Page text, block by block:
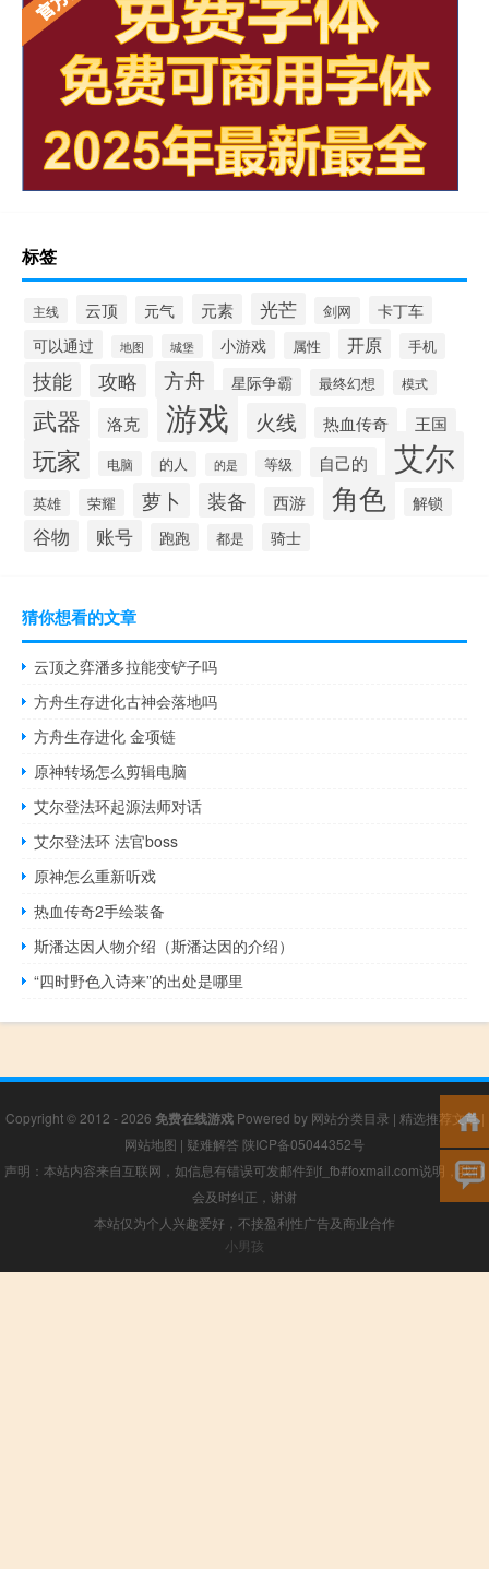
标签
主线 云顶 元气 元素 光芒 剑网 卡丁车
可以通过 地图 城堡 小游戏 属性 开原 手机
技能 攻略 方舟 星际争霸 最终幻想 模式
武器 洛克 游戏 火线 热血传奇 王国
玩家 电脑 的人 的是 等级 自己的 艾尔
英雄 荣耀 萝卜 装备 西游 角色 解锁
谷物 账号 跑跑 都是 骑士
猜你想看的文章
云顶之弈潘多拉能变铲子吗
方舟生存进化古神会落地吗
方舟生存进化 金项链
原神转场怎么剪辑电脑
艾尔登法环起源法师对话
艾尔登法环 法官boss
原神怎么重新听戏
热血传奇2手绘装备
斯潘达因人物介绍（斯潘达因的介绍）
“四时野色入诗来”的出处是哪里
Copyright © 2012 - 2026 免费在线游戏Powered by 网站分类目录 | 精选推荐文章|
网站地图 | 疑难解答 陕ICP备05044352号
声明：本站内容来自互联网，如信息有错误可发邮件到f_fb#foxmail.com说明，我们
会及时纠正，谢谢
本站仅为个人兴趣爱好，不接盈利性广告及商业合作
小男孩